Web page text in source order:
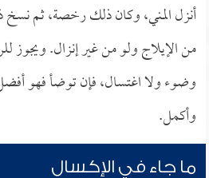
أنزل المني، وكان ذلك رخصة، ثم
من الإيلاج ولو من غير إنزال. ويجوز
وضوء ولا اغتسال، فإن توضأ فهو
وأكمل.
ما جاء في الإكسال